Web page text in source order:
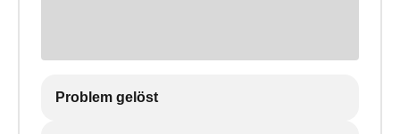
Problem gelöst